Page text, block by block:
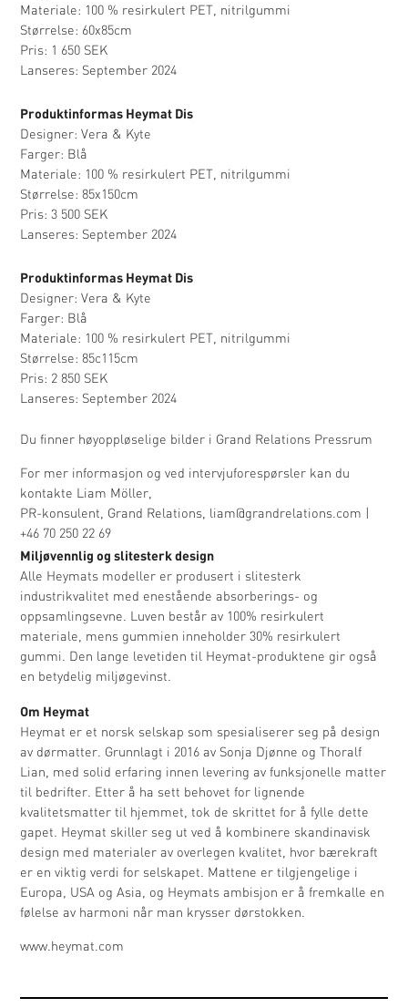
Materiale: 100 % resirkulert PET, nitrilgummi
Størrelse: 60x85cm
Pris: 1 650 SEK
Lanseres: September 2024
Produktinformas Heymat Dis
Designer: Vera & Kyte
Farger: Blå
Materiale: 100 % resirkulert PET, nitrilgummi
Størrelse: 85x150cm
Pris: 3 500 SEK
Lanseres: September 2024
Produktinformas Heymat Dis
Designer: Vera & Kyte
Farger: Blå
Materiale: 100 % resirkulert PET, nitrilgummi
Størrelse: 85c115cm
Pris: 2 850 SEK
Lanseres: September 2024
Du finner høyoppløselige bilder i Grand Relations Pressrum
For mer informasjon og ved intervjuforespørsler kan du
kontakte Liam Möller,
PR-konsulent, Grand Relations, liam@grandrelations.com
+46 70 250 22 69
Miljøvennlig og slitesterk design
Alle Heymats modeller er produsert i slitesterk
industrikvalitet med enestående absorberings- og
oppsamlingsevne. Luven består av 100% resirkulert
materiale, mens gummien inneholder 30% resirkulert
gummi. Den lange levetiden til Heymat-produktene gir også
en betydelig miljøgevinst.
Om Heymat
Heymat er et norsk selskap som spesialiserer seg på design
av dørmatter. Grunnlagt i 2016 av Sonja Djønne og Thoralf
Lian, med solid erfaring innen levering av funksjonelle matter
til bedrifter. Etter å ha sett behovet for lignende
kvalitetsmatter til hjemmet, tok de skrittet for å fylle dette
gapet. Heymat skiller seg ut ved å kombinere skandinavisk
design med materialer av overlegen kvalitet, hvor bærekraft
er en viktig verdi for selskapet. Mattene er tilgjengelige i
Europa, USA og Asia, og Heymats ambisjon er å fremkalle en
følelse av harmoni når man krysser dørstokken.
www.heymat.com